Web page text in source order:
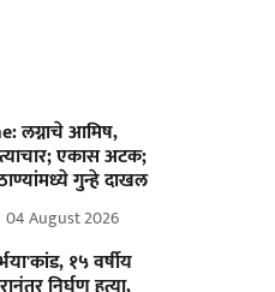
लग्नाचे आमिष,
एकास अटक;
गुन्हे दाखल
04 August 2026
१५ वर्षीय